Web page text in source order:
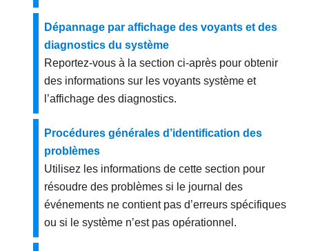
Dépannage par affichage des voyants et des
diagnostics du système
Reportez-vous à la section ci-après pour obtenir
des informations sur les voyants système et
l’affichage des diagnostics.
Procédures générales d’identification des
problèmes
Utilisez les informations de cette section pour
résoudre des problèmes si le journal des
événements ne contient pas d’erreurs spécifiques
ou si le système n’est pas opérationnel.